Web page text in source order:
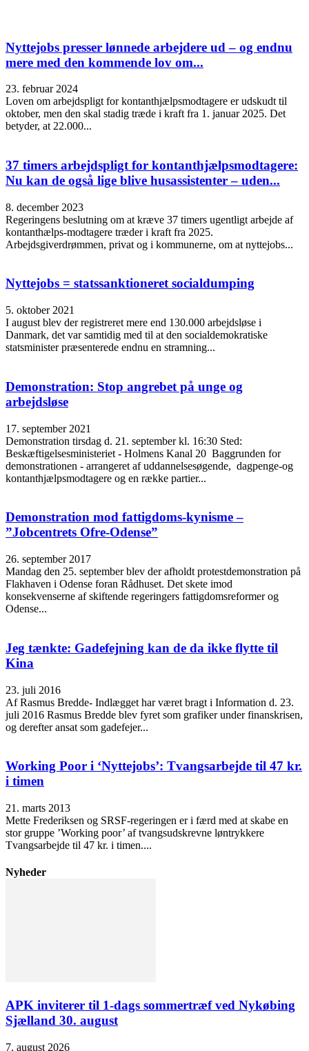
Nyttejobs presser lønnede arbejdere ud – og endnu
mere med den kommende lov om...
23. februar 2024
Loven om arbejdspligt for kontanthjælpsmodtagere er udskudt til
oktober, men den skal stadig træde i kraft fra 1. januar 2025. Det
betyder, at 22.000...
37 timers arbejdspligt for kontanthjælpsmodtagere:
Nu kan de også lige blive husassistenter – uden...
8. december 2023
Regeringens beslutning om at kræve 37 timers ugentligt arbejde af
kontanthælps-modtagere træder i kraft fra 2025.
Arbejdsgiverdrømmen, privat og i kommunerne, om at nyttejobs...
Nyttejobs = statssanktioneret socialdumping
5. oktober 2021
I august blev der registreret mere end 130.000 arbejdsløse i
Danmark, det var samtidig med til at den socialdemokratiske
statsminister præsenterede endnu en stramning...
Demonstration: Stop angrebet på unge og
arbejdsløse
17. september 2021
Demonstration tirsdag d. 21. september kl. 16:30 Sted:
Beskæftigelsesministeriet - Holmens Kanal 20 Baggrunden for
demonstrationen - arrangeret af uddannelsesøgende, dagpenge-og
kontanthjælpsmodtagere og en række partier...
Demonstration mod fattigdoms-kynisme –
”Jobcentrets Ofre-Odense”
26. september 2017
Mandag den 25. september blev der afholdt protestdemonstration på
Flakhaven i Odense foran Rådhuset. Det skete imod
konsekvenserne af skiftende regeringers fattigdomsreformer og
Odense...
Jeg tænkte: Gadefejning kan de da ikke flytte til
Kina
23. juli 2016
Af Rasmus Bredde- Indlægget har været bragt i Information d. 23.
juli 2016 Rasmus Bredde blev fyret som grafiker under finanskrisen,
og derefter ansat som gadefejer...
Working Poor i ‘Nyttejobs’: Tvangsarbejde til 47 kr.
i timen
21. marts 2013
Mette Frederiksen og SRSF-regeringen er i færd med at skabe en
stor gruppe ’Working poor’ af tvangsudskrevne løntrykkere
Tvangsarbejde til 47 kr. i timen....
Nyheder
APK inviterer til 1-dags sommertræf ved Nykøbing
Sjælland 30. august
7. august 2026